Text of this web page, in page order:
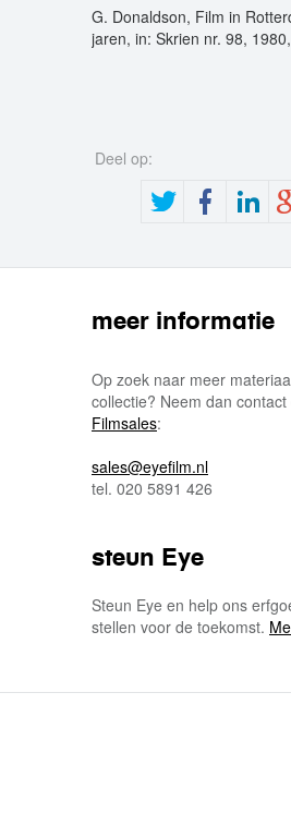
G. Donaldson, Film in
jaren, in: Skrien nr. 98,
Deel op:
meer informatie
Op zoek naar meer
collectie? Neem dan
Filmsales:
sales@eyefilm.nl
tel. 020 5891 426
steun Eye
Steun Eye en help ons
stellen voor de toekomst.